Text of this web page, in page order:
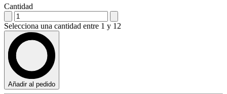
Cantidad
Selecciona una cantidad entre 1 y 12
Añadir al pedido